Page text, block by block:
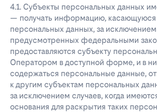
4.1. Субъекты персональных данных
— получать информацию, касающуюся
персональных данных, за исключением
предусмотренных федеральными
предоставляются субъекту
Оператором в доступной форме, и в
содержаться персональные данные,
к другим субъектам персональных
за исключением случаев, когда
основания для раскрытия таких